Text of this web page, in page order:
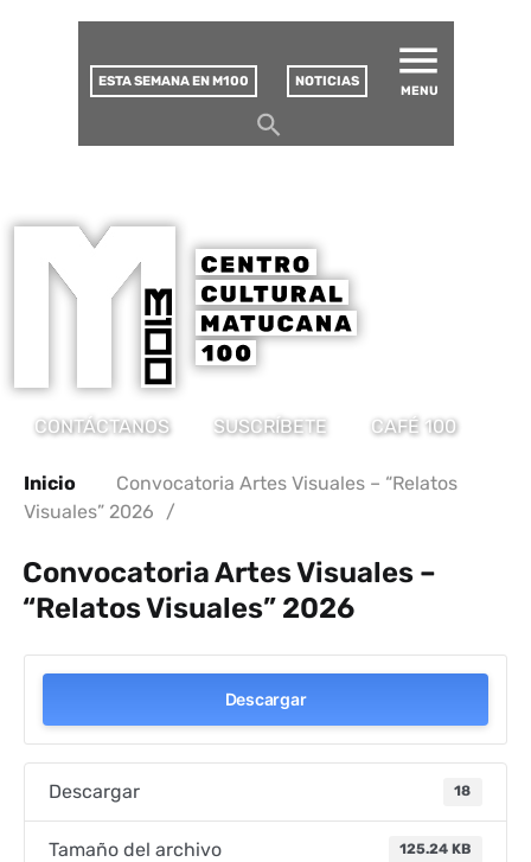
CULTURAL
ESTA SEMANA EN M100 NOTICIAS
MENU
CONTÁCTANOS SUSCRÍBETE CAFÉ 100
Inicio
Convocatoria Artes Visuales – “Relatos
Visuales” 2026
/
Convocatoria Artes Visuales –
“Relatos Visuales” 2026
Descargar
Descargar 18
Tamaño del archivo 125.24 KB